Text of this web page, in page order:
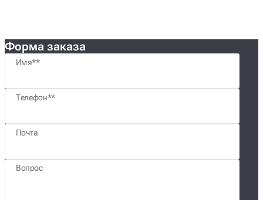
Форма заказа
Имя*
Телефон*
Почта
Вопрос